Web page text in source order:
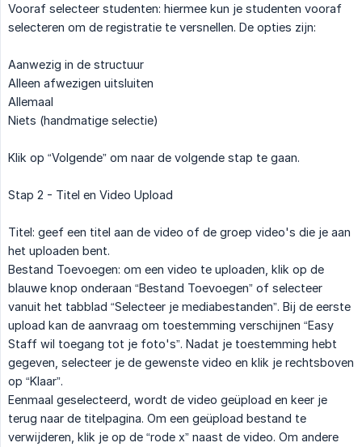
Vooraf selecteer studenten: hiermee kun je studenten vooraf
selecteren om de registratie te versnellen. De opties zijn:
Aanwezig in de structuur
Alleen afwezigen uitsluiten
Allemaal
Niets (handmatige selectie)
Klik op “Volgende” om naar de volgende stap te gaan.
Stap 2 - Titel en Video Upload
Titel: geef een titel aan de video of de groep video's die je aan
het uploaden bent.
Bestand Toevoegen: om een video te uploaden, klik op de
blauwe knop onderaan “Bestand Toevoegen” of selecteer
vanuit het tabblad “Selecteer je mediabestanden”. Bij de eerste
upload kan de aanvraag om toestemming verschijnen “Easy
Staff wil toegang tot je foto's”. Nadat je toestemming hebt
gegeven, selecteer je de gewenste video en klik je rechtsboven
op “Klaar”.
Eenmaal geselecteerd, wordt de video geüpload en keer je
terug naar de titelpagina. Om een geüpload bestand te
verwijderen, klik je op de “rode x” naast de video. Om andere